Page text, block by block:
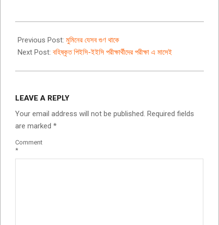
12-
21
Previous Post: মুমিনের যেসব গুণ থাকে
Next Post: বহিষ্কৃত পিইসি-ইইসি পরীক্ষার্থীদের পরীক্ষা এ মাসেই
LEAVE A REPLY
Your email address will not be published. Required fields
are marked *
Comment
*